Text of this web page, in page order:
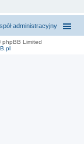
administracyjny
Limited